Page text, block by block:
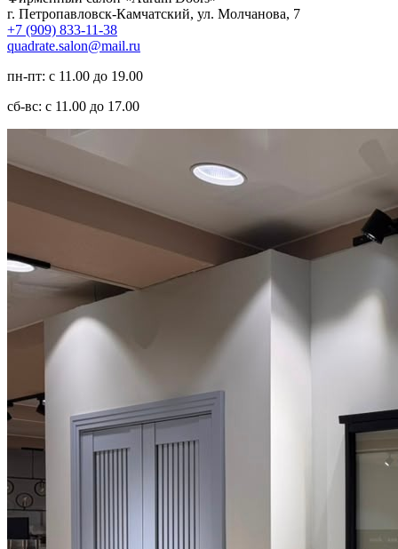
г. Петропавловск-Камчатский, ул. Молчанова, 7
+7 (909) 833-11-38
quadrate.salon@mail.ru
пн-пт: с 11.00 до 19.00
сб-вс: с 11.00 до 17.00